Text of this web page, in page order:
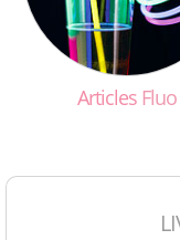
Articles Fluo